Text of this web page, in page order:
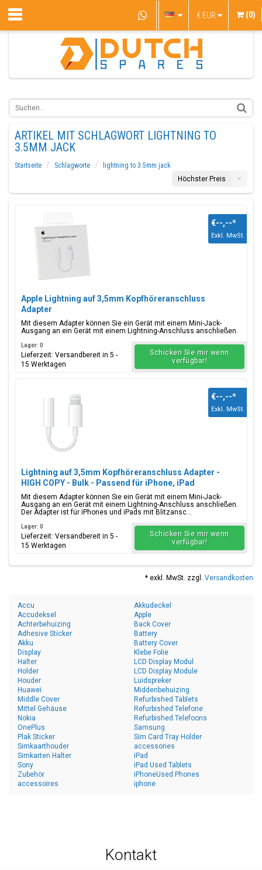
€ EUR (0)
ARTIKEL MIT SCHLAGWORT LIGHTNING TO
3.5MM JACK
Startseite Schlagworte
lightning to 3.5mm jack
Höchster Preis
Apple Lightning auf 3,5mm Kopfhöreranschluss
Adapter
Mit diesem Adapter können Sie ein Gerät mit einem Mini-Jack-
Ausgang an ein Gerät mit einem Lightning-Anschluss anschließen.
€--,--*
Exkl. MwSt.
Lager: 0
Lieferzeit: Versandbereit in 5 -
15 Werktagen
Schicken Sie mir wenn
verfügbar!
Lightning auf 3,5mm Kopfhöreranschluss Adapter -
HIGH COPY - Bulk - Passend für iPhone, iPad
Mit diesem Adapter können Sie ein Gerät mit einem Mini-Jack-
Ausgang an ein Gerät mit einem Lightning-Anschluss anschließen.
Der Adapter ist für iPhones und iPads mit Blitzansc...
€--,--*
Exkl. MwSt.
Lager: 0
Lieferzeit: Versandbereit in 5 -
15 Werktagen
Schicken Sie mir wenn
verfügbar!
* exkl. MwSt. zzgl. Versandkosten
Accu
Accudeksel
Achterbehuizing
Adhesive Sticker
Akku
Akkudeckel
Apple
Back Cover
Battery
Battery Cover
Display
Halter
Holder
Houder
Huawei
Klebe Folie
LCD Display Modul
LCD Display Module
Luidspreker
Middenbehuizing
Middle Cover
Mittel Gehäuse
Nokia
OnePlus
Plak Sticker
Refurbished Tablets
Refurbished Telefone
Refurbished Telefoons
Samsung
Sim Card Tray Holder
Simkaarthouder
Simkarten Halter
Sony
Zubehör
accessoires
accessories
iPad
iPad Used Tablets
iPhoneUsed Phones
iphone
Kontakt